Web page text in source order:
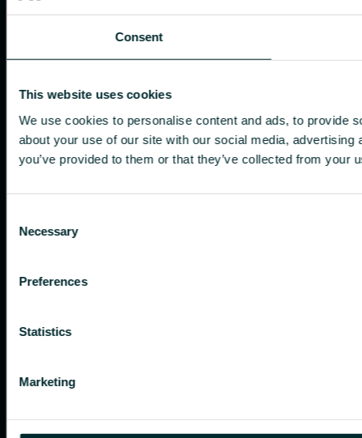
Consent
This website uses cookies
We use cookies to personalise content and ads, to provide
about your use of our site with our social media,
you’ve provided to them or that they’ve collected from your
Selection
Necessary
Preferences
Statistics
Marketing